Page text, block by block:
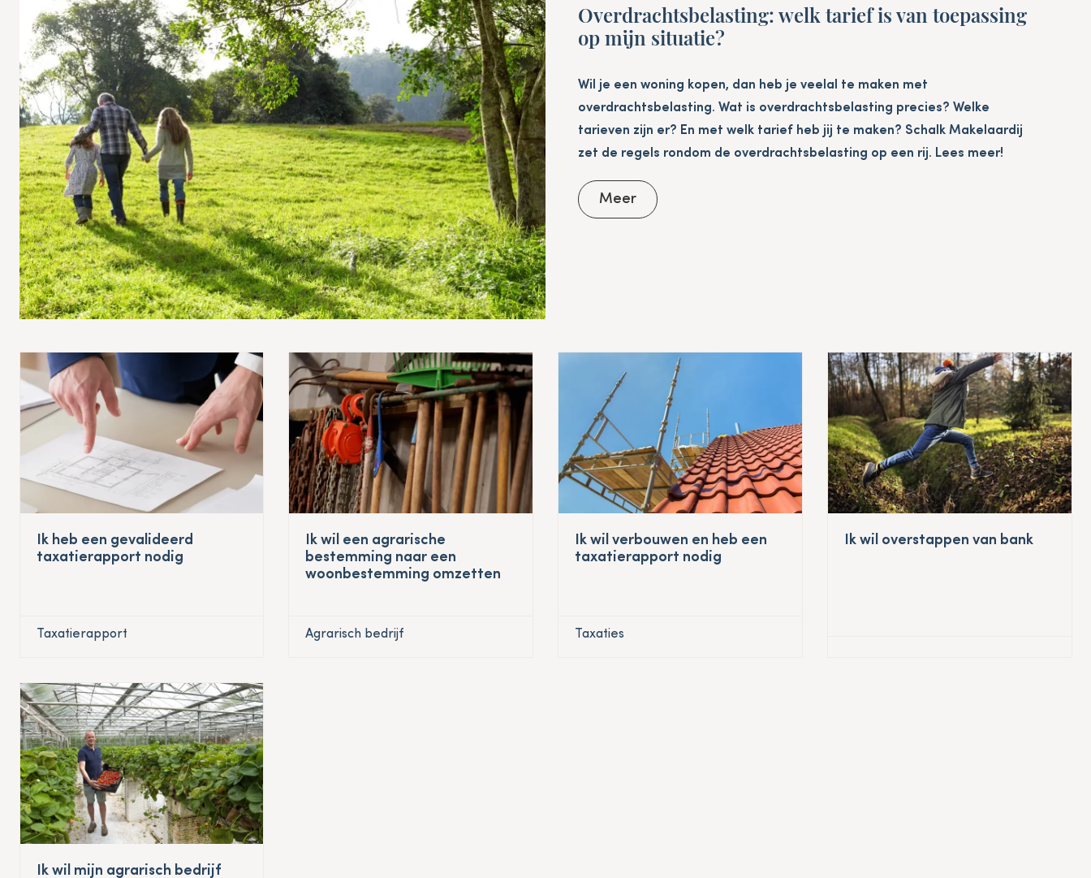
Overdrachtsbelasting: welk tarief is van toepassing
op mijn situatie?
Wil je een woning kopen, dan heb je veelal te maken met
overdrachtsbelasting. Wat is overdrachtsbelasting precies? Welke
tarieven zijn er? En met welk tarief heb jij te maken? Schalk Makelaardij
zet de regels rondom de overdrachtsbelasting op een rij. Lees meer!
Meer
Ik heb een gevalideerd
taxatierapport nodig
Taxatierapport
Ik wil een agrarische
bestemming naar een
woonbestemming omzetten
Agrarisch bedrijf
Ik wil verbouwen en heb een
taxatierapport nodig
Taxaties
Ik wil overstappen van bank
Ik wil mijn agrarisch bedrijf